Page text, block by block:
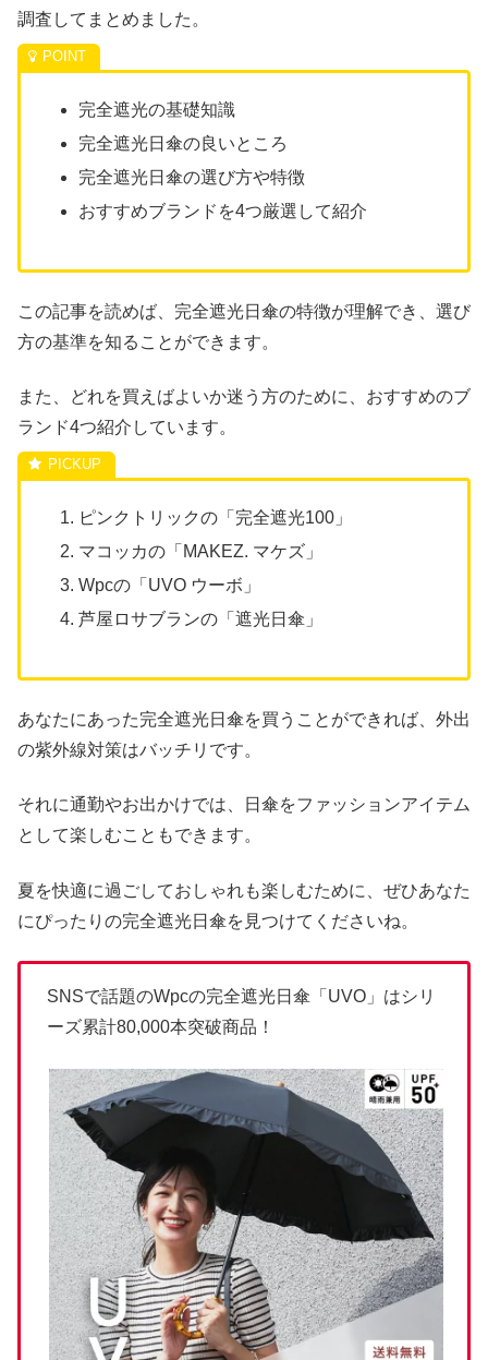
調査してまとめました。
完全遮光の基礎知識
完全遮光日傘の良いところ
完全遮光日傘の選び方や特徴
おすすめブランドを4つ厳選して紹介
この記事を読めば、完全遮光日傘の特徴が理解でき、選び
方の基準を知ることができます。
また、どれを買えばよいか迷う方のために、おすすめのブ
ランド4つ紹介しています。
ピンクトリックの「完全遮光100」
マコッカの「MAKEZ. マケズ」
Wpcの「UVO ウーボ」
芦屋ロサブランの「遮光日傘」
あなたにあった完全遮光日傘を買うことができれば、外出
の紫外線対策はバッチリです。
それに通勤やお出かけでは、日傘をファッションアイテム
として楽しむこともできます。
夏を快適に過ごしておしゃれも楽しむために、ぜひあなた
にぴったりの完全遮光日傘を見つけてくださいね。
SNSで話題のWpcの完全遮光日傘「UVO」はシリ
ーズ累計80,000本突破商品！